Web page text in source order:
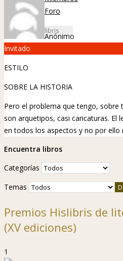
Foro
Anónimo
Invitado
ESTILO
SOBRE LA HISTORIA
Pero el problema que tengo, sobre
son arquetipos, casi caricaturas. El
en todos los aspectos y no por ello
Encuentra libros
Categorías
Temas
Premios Hislibris de
(XV ediciones)
1